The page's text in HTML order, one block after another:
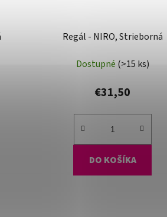
Regál - NIRO, Strieborná
Dostupné (>15 ks)
€31,50
DO KOŠÍKA